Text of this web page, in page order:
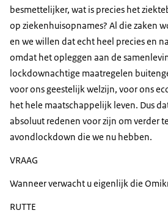
besmettelijker, wat is precies het
op ziekenhuisopnames? Al die zaken
en we willen dat echt heel precies en
omdat het opleggen aan de
lockdownachtige maatregelen
voor ons geestelijk welzijn, voor ons
het hele maatschappelijk leven. Dus
absoluut redenen voor zijn om verder
avondlockdown die we nu hebben.
VRAAG
Wanneer verwacht u eigenlijk die
RUTTE